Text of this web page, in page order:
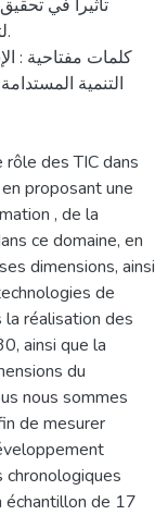
تأثيرا في
كلمات مفتاحية :
التنمية
des TIC dans
proposant une
, de la
ce domaine, en
dimensions, ainsi
de
la réalisation des
ainsi que la
du
nous sommes
de mesurer
chronologiques
échantillon de 17